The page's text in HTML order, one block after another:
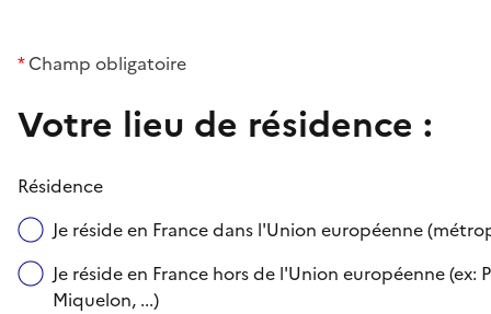
*Champ obligatoire
Votre lieu de résidence :
Résidence
Je réside en France dans l'Union européenne
Je réside en France hors de l'Union européenne
Miquelon, ...)